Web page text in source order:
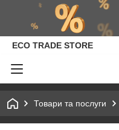
ECO TRADE STORE
Товари та послуги